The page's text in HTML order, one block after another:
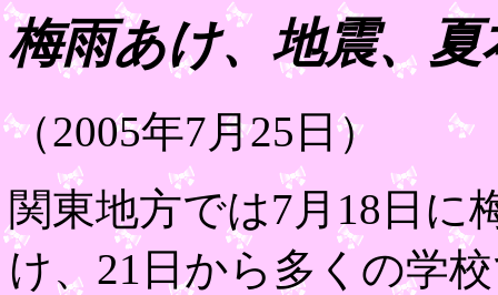
梅雨あけ、地震、夏
（2005年7月25日）
関東地方では7月18日に
け、21日から多くの学